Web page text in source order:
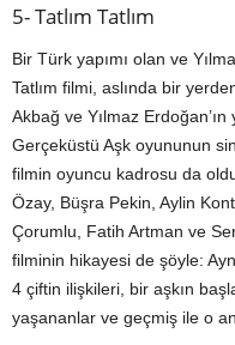
5- Tatlım Tatlım
Bir Türk yapımı olan ve
Tatlım filmi, aslında bir
Akbağ ve Yılmaz
Gerçeküstü Aşk oyununun
filmin oyuncu kadrosu da
Özay, Büşra Pekin, Aylin
Çorumlu, Fatih Artman ve
filminin hikayesi de şöyle:
4 çiftin ilişkileri, bir aşkın
yaşananlar ve geçmiş ile o